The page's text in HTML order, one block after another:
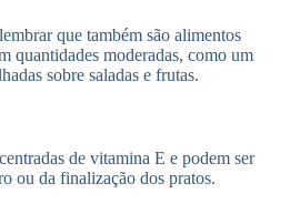
que também são alimentos
quantidades moderadas, como um
sobre saladas e frutas.
de vitamina E e podem ser
ou da finalização dos pratos.